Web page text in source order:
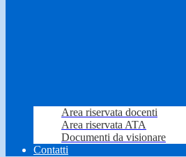
Area riservata docenti
Area riservata ATA
Documenti da visionare
Contatti